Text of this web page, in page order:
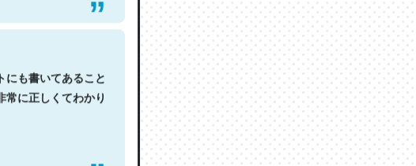
も書いてあること
常に正しくてわかり